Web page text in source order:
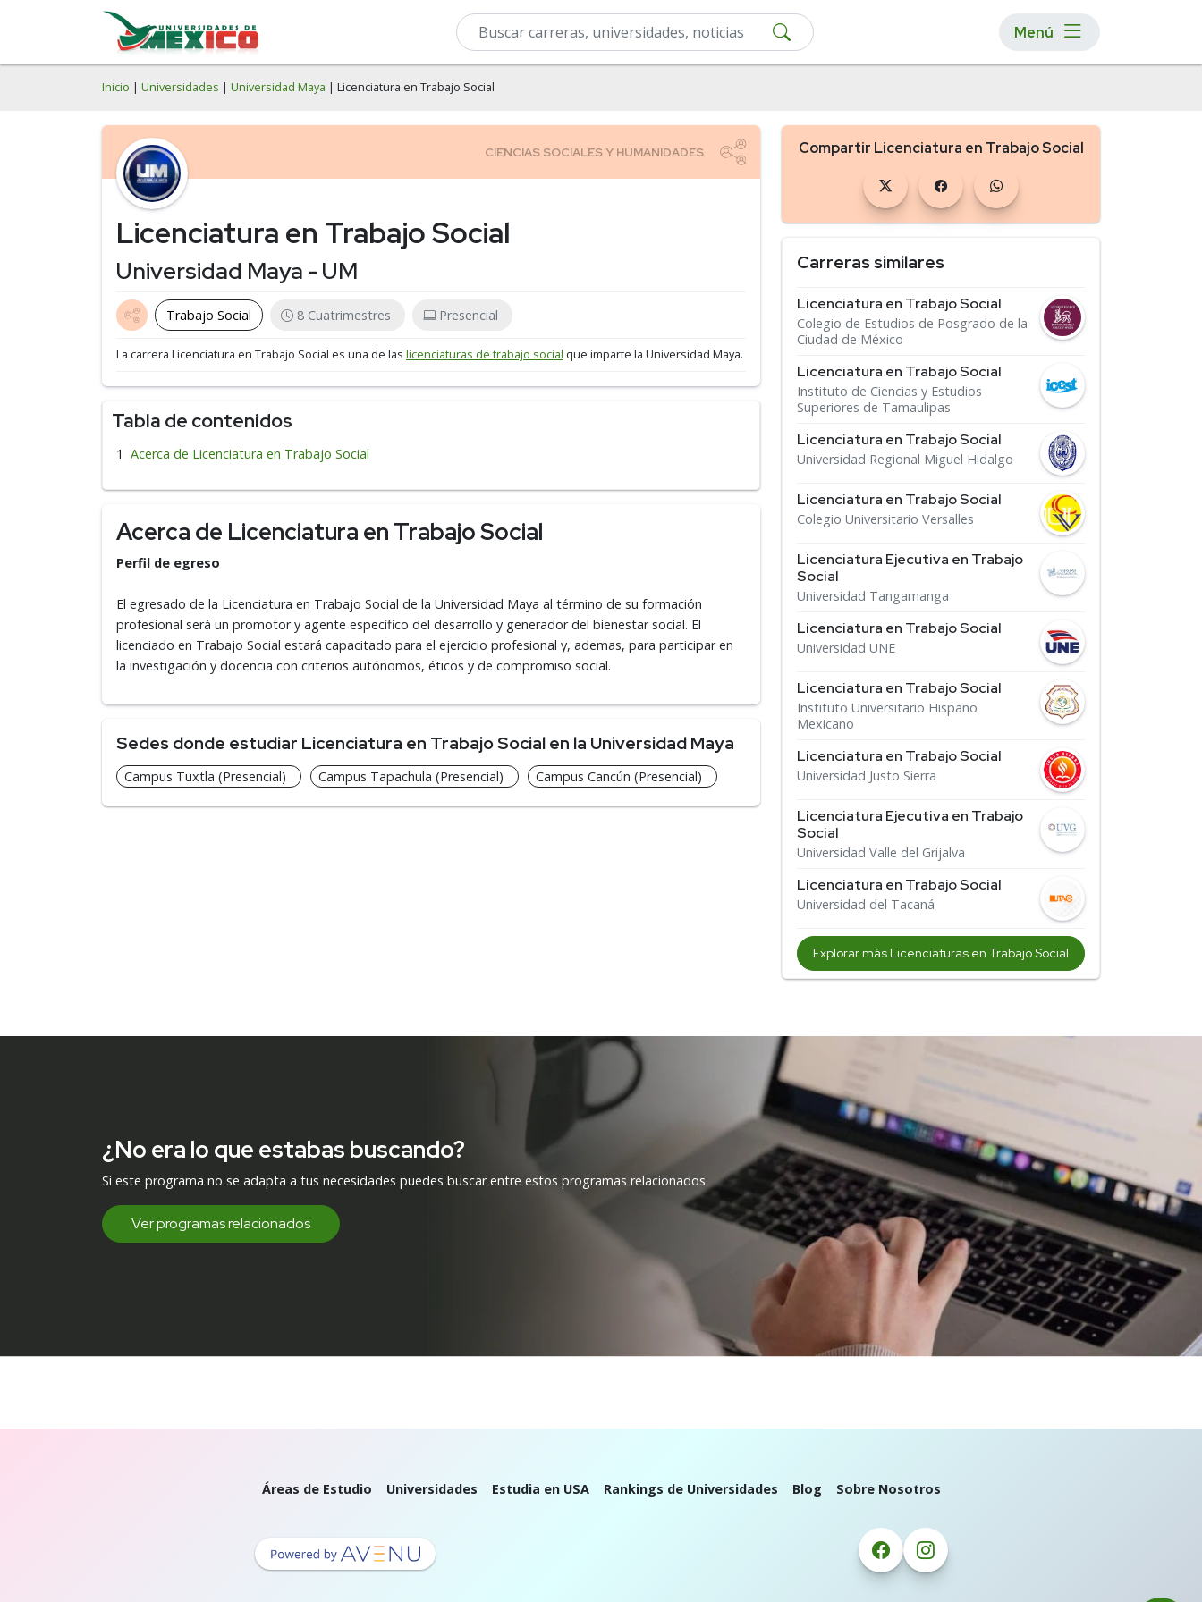
Menú
Inicio | Universidades | Universidad Maya | Licenciatura en Trabajo Social
Licenciatura en Trabajo Social
Universidad Maya - UM
Trabajo Social 8 Cuatrimestres Presencial
La carrera Licenciatura en Trabajo Social es una de las licenciaturas de trabajo social que imparte la Universidad Maya.
Tabla de contenidos
Acerca de Licenciatura en Trabajo Social
Acerca de Licenciatura en Trabajo Social
Perfil de egreso
El egresado de la Licenciatura en Trabajo Social de la Universidad Maya al término de su formación
profesional será un promotor y agente específico del desarrollo y generador del bienestar social. El
licenciado en Trabajo Social estará capacitado para el ejercicio profesional y, ademas, para participar en
la investigación y docencia con criterios autónomos, éticos y de compromiso social.
Sedes donde estudiar Licenciatura en Trabajo Social en la Universidad Maya
Campus Tuxtla (Presencial) Campus Tapachula (Presencial) Campus Cancún (Presencial)
Compartir Licenciatura en Trabajo Social
Carreras similares
Licenciatura en Trabajo Social
Colegio de Estudios de Posgrado de la
Ciudad de México
Licenciatura en Trabajo Social
Instituto de Ciencias y Estudios
Superiores de Tamaulipas
Licenciatura en Trabajo Social
Universidad Regional Miguel Hidalgo
Licenciatura en Trabajo Social
Colegio Universitario Versalles
Licenciatura Ejecutiva en Trabajo
Social
Universidad Tangamanga
Licenciatura en Trabajo Social
Universidad UNE
Licenciatura en Trabajo Social
Instituto Universitario Hispano
Mexicano
Licenciatura en Trabajo Social
Universidad Justo Sierra
Licenciatura Ejecutiva en Trabajo
Social
Universidad Valle del Grijalva
Licenciatura en Trabajo Social
Universidad del Tacaná
Explorar más Licenciaturas en Trabajo Social
¿No era lo que estabas buscando?
Si este programa no se adapta a tus necesidades puedes buscar entre estos programas relacionados
Ver programas relacionados
Áreas de Estudio Universidades Estudia en USA Rankings de Universidades Blog Sobre Nosotros